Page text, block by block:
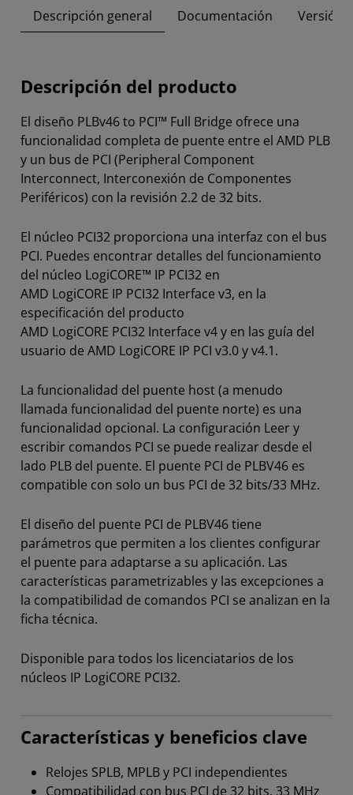
Descripción general Documentación Versión
Descripción del producto
El diseño PLBv46 to PCI™ Full Bridge ofrece una
funcionalidad completa de puente entre el AMD PLB
y un bus de PCI (Peripheral Component
Interconnect, Interconexión de Componentes
Periféricos) con la revisión 2.2 de 32 bits.
El núcleo PCI32 proporciona una interfaz con el bus
PCI. Puedes encontrar detalles del funcionamiento
del núcleo LogiCORE™ IP PCI32 en
AMD LogiCORE IP PCI32 Interface v3, en la
especificación del producto
AMD LogiCORE PCI32 Interface v4 y en las guía del
usuario de AMD LogiCORE IP PCI v3.0 y v4.1.
La funcionalidad del puente host (a menudo
llamada funcionalidad del puente norte) es una
funcionalidad opcional. La configuración Leer y
escribir comandos PCI se puede realizar desde el
lado PLB del puente. El puente PCI de PLBV46 es
compatible con solo un bus PCI de 32 bits/33 MHz.
El diseño del puente PCI de PLBV46 tiene
parámetros que permiten a los clientes configurar
el puente para adaptarse a su aplicación. Las
características parametrizables y las excepciones a
la compatibilidad de comandos PCI se analizan en la
ficha técnica.
Disponible para todos los licenciatarios de los
núcleos IP LogiCORE PCI32.
Características y beneficios clave
Relojes SPLB, MPLB y PCI independientes
Compatibilidad con bus PCI de 32 bits, 33 MHz